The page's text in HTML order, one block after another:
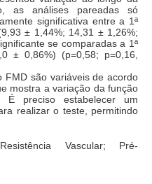
as análises pareadas só
significativa entre a 1ª
± 1,44%; 14,31 ± 1,26%;
se comparadas a 1ª
± 0,86%) (p=0,58; p=0,16,
FMD são variáveis de acordo
mostra a variação da função
É preciso estabelecer um
realizar o teste, permitindo
Vascular; Pré-